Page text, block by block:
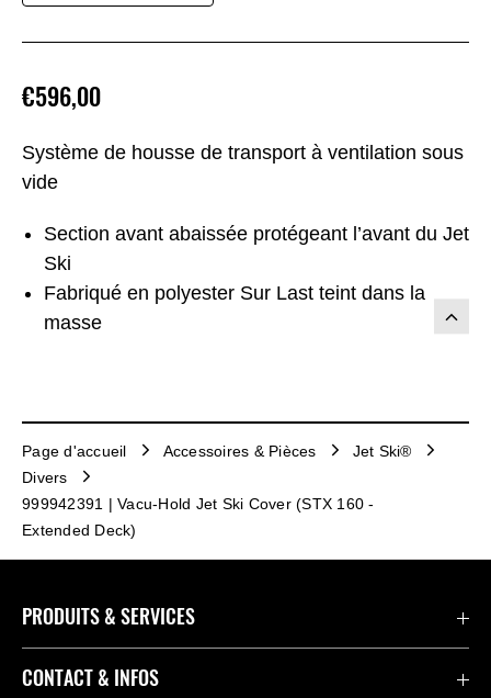
Système de housse de transport à ventilation sous
vide
Section avant abaissée protégeant l’avant du Jet
Ski
Fabriqué en polyester Sur Last teint dans la
masse
€596,00
Page d'accueil Accessoires & Pièces
Jet Ski®
Divers
999942391 | Vacu-Hold Jet Ski Cover (STX 160 -
Extended Deck)
PRODUITS & SERVICES
Accessoires & Pièces
CONTACT & INFOS